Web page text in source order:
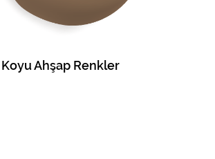
Koyu Ahşap Renkler